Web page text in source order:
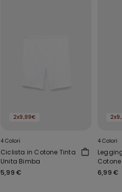
2x9,99€
4 Colori
Ciclista in Cotone Tinta
Unita Bimba
5,99 €
4 Colori
Bimba
6,99 €